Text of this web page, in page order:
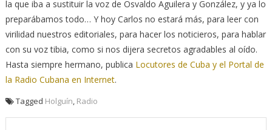
la que iba a sustituir la voz de Osvaldo Aguilera y González, y ya lo
preparábamos todo… Y hoy Carlos no estará más, para leer con
virilidad nuestros editoriales, para hacer los noticieros, para hablar
con su voz tibia, como si nos dijera secretos agradables al oído.
Hasta siempre hermano, publica Locutores de Cuba y el Portal de
la Radio Cubana en Internet.
Tagged Holguín, Radio